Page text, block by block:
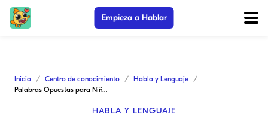
Empieza a Hablar
Inicio Centro de conocimiento
Habla y Lenguaje
Palabras Opuestas para Niños: Una Manera Divertida de Impulsar las Habilidades Lingüísticas
HABLA Y LENGUAJE